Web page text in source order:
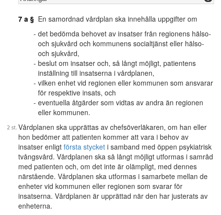
7 a § En samordnad vårdplan ska innehålla uppgifter om
det bedömda behovet av insatser från regionens hälso-
och sjukvård och kommunens socialtjänst eller hälso-
och sjukvård,
beslut om insatser och, så långt möjligt, patientens
inställning till insatserna i vårdplanen,
vilken enhet vid regionen eller kommunen som ansvarar
för respektive insats, och
eventuella åtgärder som vidtas av andra än regionen
eller kommunen.
Vårdplanen ska upprättas av chefsöverläkaren, om han eller
hon bedömer att patienten kommer att vara i behov av
insatser enligt första stycket i samband med öppen psykiatrisk
tvångsvård. Vårdplanen ska så långt möjligt utformas i samråd
med patienten och, om det inte är olämpligt, med dennes
närstående. Vårdplanen ska utformas i samarbete mellan de
enheter vid kommunen eller regionen som svarar för
insatserna. Vårdplanen är upprättad när den har justerats av
enheterna.